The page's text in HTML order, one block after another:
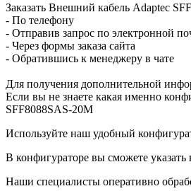
Заказать Внешний кабель Adaptec
- По телефону
- Отправив запрос по электронной
- Через формы заказа сайта
- Обратившись к менеджеру в чате
Для получения дополнительной
Если вы не знаете какая именно
SFF8088SAS-20M
Используйте наш удобный
В конфигураторе вы сможете
Наши специалисты оперативно